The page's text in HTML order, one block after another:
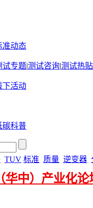
准动态
试专题|测试咨询|测试热贴
下活动
碳科普
TUV 标准 质量 逆变器
华中）产业化论